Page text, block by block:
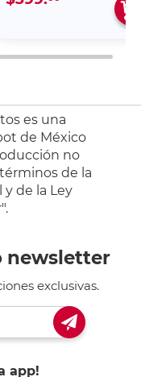
es una
de México
no
de la
de la Ley
newsletter
exclusivas.
app!